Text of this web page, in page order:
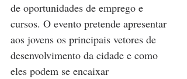
de oportunidades de emprego e
cursos. O evento pretende apresentar
aos jovens os principais vetores de
desenvolvimento da cidade e como
eles podem se encaixar